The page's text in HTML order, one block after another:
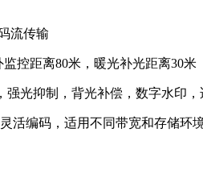
流传输
距离80米，暖光补光距离30米
光抑制，背光补偿，数字水印，
编码，适用不同带宽和存储环